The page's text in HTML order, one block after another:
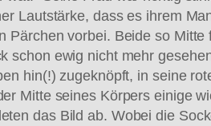
Lautstärke, dass es ihrem
Pärchen vorbei. Beide so
schon ewig nicht mehr
hin(!) zugeknöpft, in seine
Mitte seines Körpers einige
das Bild ab. Wobei die